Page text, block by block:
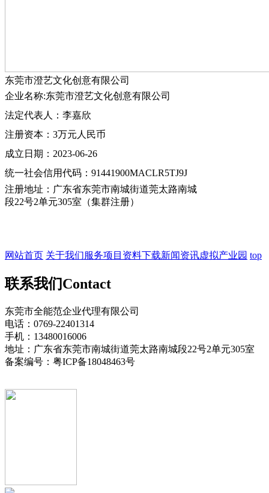
东莞市澄艺文化创意有限公司
企业名称:东莞市澄艺文化创意有限公司
法定代表人：李嘉欣
注册资本：3万元人民币
成立日期：2023-06-26
统一社会信用代码：91441900MACLR5TJ9J
注册地址：广东省东莞市南城街道莞太路南城
段22号2单元305室（集群注册）
网站首页 关于我们服务项目 资料下载新闻资讯虚拟产业园 top
联系我们Contact
东莞市全能范企业代理有限公司
电话：0769-22401314
手机：13480016006
地址：广东省东莞市南城街道莞太路南城段22号2单元305室
备案编号：粤ICP备18048463号